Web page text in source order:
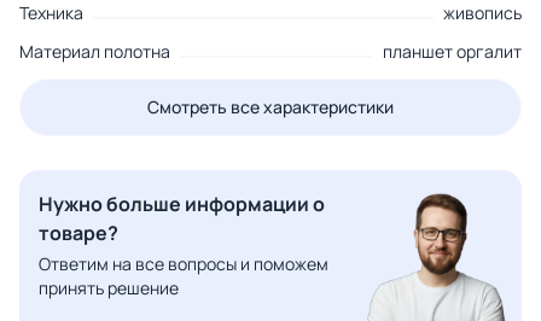
Техника
живопись
Материал полотна
планшет оргалит
Смотреть все характеристики
Нужно больше информации о
товаре?
Ответим на все вопросы и поможем
принять решение